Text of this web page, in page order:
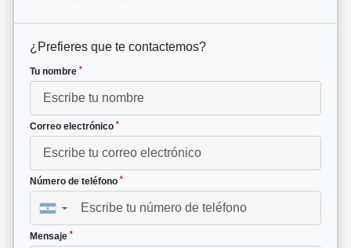
¿Prefieres que te contactemos?
Tu nombre *
Correo electrónico *
Número de teléfono *
▼
Mensaje *